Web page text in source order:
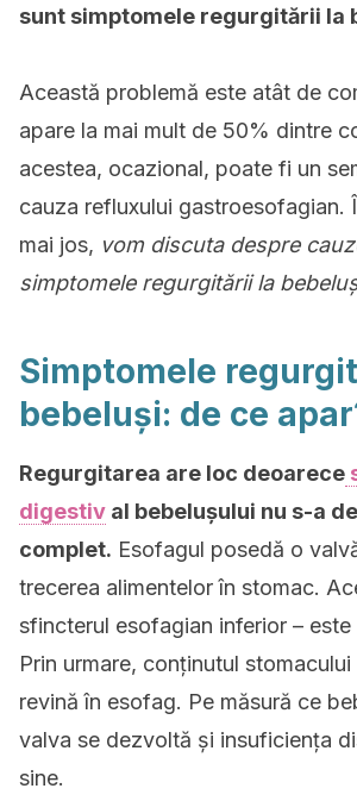
sunt simptomele regurgitării la
Această problemă este atât de
apare la mai mult de 50% dintre
acestea, ocazional, poate fi un
cauza refluxului gastroesofagian.
mai jos, vom discuta despre
simptomele regurgitării la
Simptomele
bebeluși: de ce
Regurgitarea are loc deoarece
digestiv al bebelușului nu s-a
complet. Esofagul posedă o
trecerea alimentelor în stomac.
sfincterul esofagian inferior – este
Prin urmare, conținutul
revină în esofag. Pe măsură ce
valva se dezvoltă și insuficiența
sine.